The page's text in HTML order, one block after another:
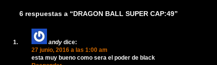
6 respuestas a “DRAGON BALL SUPER CAP:49”
andy dice:
27 junio, 2016 a las 1:00 am
esta muy bueno como sera el poder de black